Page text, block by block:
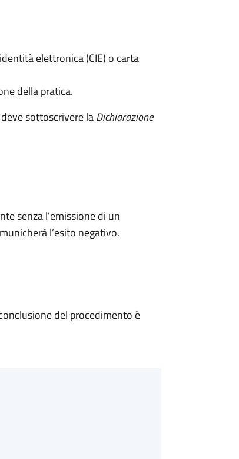
elettronica (CIE) o carta
della pratica.
sottoscrivere laDichiarazione
senza l’emissione di un
l’esito negativo.
del procedimento è